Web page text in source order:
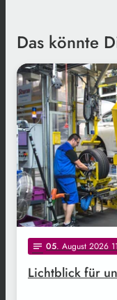
Das könnte
notes 05. August 2026
Lichtblick für